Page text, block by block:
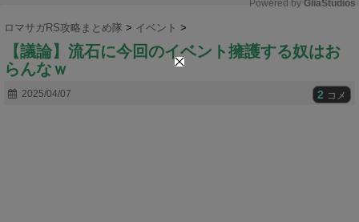
u
Powered by GliaStudios
ロマサガRS攻略まとめ隊 > イベント >
【議論】流石に今回のイベント擁護する奴はお
らんなｗ
2025/04/07 2 コメ